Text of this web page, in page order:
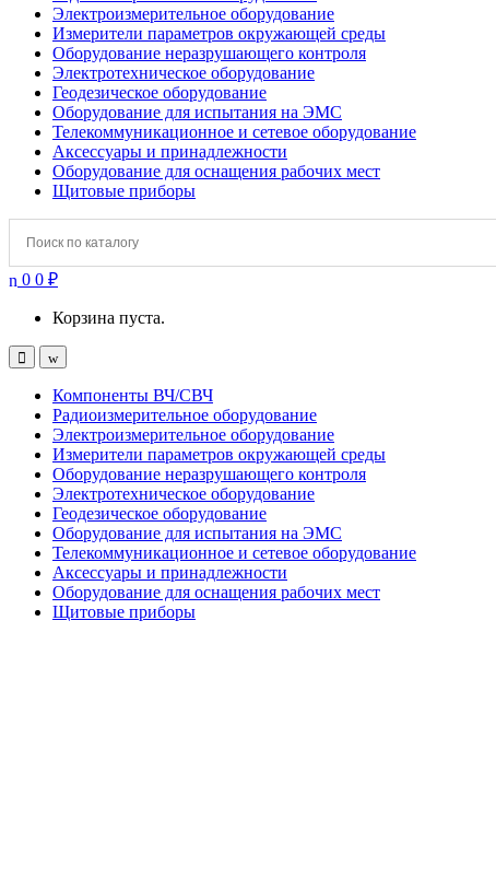
Электроизмерительное оборудование
Измерители параметров окружающей среды
Оборудование неразрушающего контроля
Электротехническое оборудование
Геодезическое оборудование
Оборудование для испытания на ЭМС
Телекоммуникационное и сетевое оборудование
Аксессуары и принадлежности
Оборудование для оснащения рабочих мест
Щитовые приборы
0 0 ₽
Корзина пуста.
OpenClose
Компоненты ВЧ/СВЧ
Радиоизмерительное оборудование
Электроизмерительное оборудование
Измерители параметров окружающей среды
Оборудование неразрушающего контроля
Электротехническое оборудование
Геодезическое оборудование
Оборудование для испытания на ЭМС
Телекоммуникационное и сетевое оборудование
Аксессуары и принадлежности
Оборудование для оснащения рабочих мест
Щитовые приборы